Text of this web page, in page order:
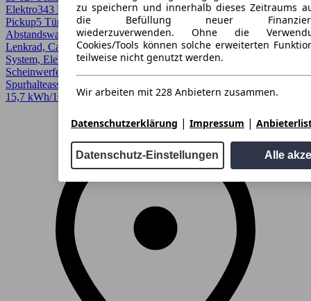
Elektro343 PS (252 kW)0 km15,7 kWh/100 kmAutomatikSUV /
Pickup5 Türen
Abstandswarner, Allrad, Android Auto, Apple CarPlay, Beheizbares
Lenkrad, CarPlay, Einparkhilfe, Einparkhilfe selbstlenkendes
System, Elektrische Sitze, Fernlichtassistent, LED, LED-
Scheinwerfer, Lordosenstütze, Regensensor, Sitzheizung,
Spurhalteassistent, Totwinkel-Assistent, Verkehrszeichenerkennung
15,7 kWh/100 km (gew., komb.)* · CO2-Klasse A
zu speichern und innerhalb dieses Zeitraums
die Befüllung neuer
wiederzuverwenden. Ohne die
Cookies/Tools können solche erweiterten
teilweise nicht genutzt werden.
Wir arbeiten mit 228 Anbietern zusammen.
Datenschutzerklärung | Impressum |
Datenschutz-Einstellungen Alle